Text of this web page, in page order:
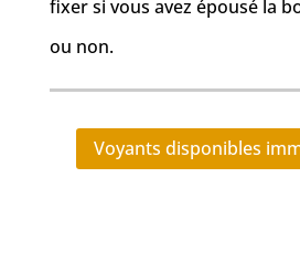
fixer si vous avez épousé la
ou non.
Voyants disponibles